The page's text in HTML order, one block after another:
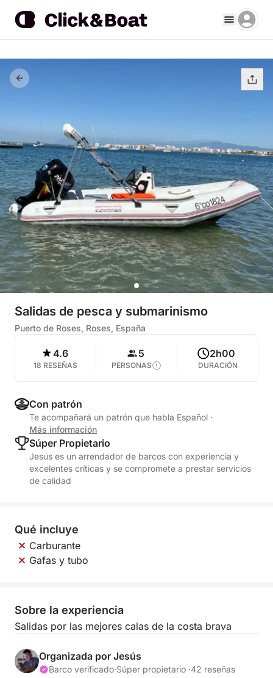
Salidas de pesca y submarinismo
Puerto de Roses, Roses, España
4.6
18 RESEÑAS
5
PERSONAS
2h00
DURACIÓN
Con patrón
Te acompañará un patrón que habla Español ·
Más información
Súper Propietario
Jesús es un arrendador de barcos con experiencia y
excelentes críticas y se compromete a prestar servicios
de calidad
Qué incluye
Carburante
Gafas y tubo
Sobre la experiencia
Salidas por las mejores calas de la costa brava
Organizada por Jesús
Barco verificado·Súper propietario ·42 reseñas